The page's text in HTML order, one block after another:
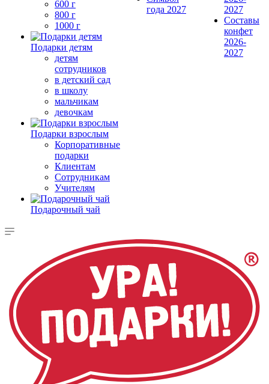
600 г
800 г
1000 г
Подарки детям
детям
сотрудников
в детский сад
в школу
мальчикам
девочкам
Подарки взрослым
Корпоративные
подарки
Клиентам
Сотрудникам
Учителям
Подарочный чай
года 2027
2027
Составы
конфет
2026-
2027